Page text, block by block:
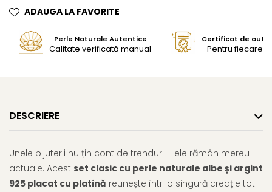
ADAUGA LA FAVORITE
Perle Naturale Autentice
Calitate verificată manual
Certificat de
Pentru fiecare
DESCRIERE
Unele bijuterii nu țin cont de trenduri – ele rămân mereu
actuale. Acest set clasic cu perle naturale albe și argint
925 placat cu platină reunește într-o singură creație tot